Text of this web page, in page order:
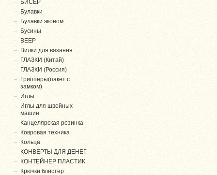
БИСЕР
Булавки
Булавки эконом.
Бусины
ВЕЕР
Вилки для вязания
ГЛАЗКИ (Китай)
ГЛАЗКИ (Россия)
Грипперы(пакет с
замком)
Иглы
Иглы для швейных
машин
Канцелярская резинка
Ковровая техника
Кольца
КОНВЕРТЫ ДЛЯ ДЕНЕГ
КОНТЕЙНЕР ПЛАСТИК
Крючки блистер